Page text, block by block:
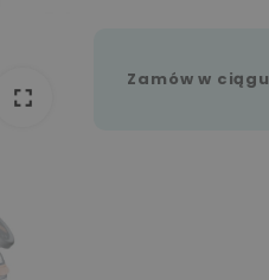
fullscreen
fullscreen
Zamów w ciągu